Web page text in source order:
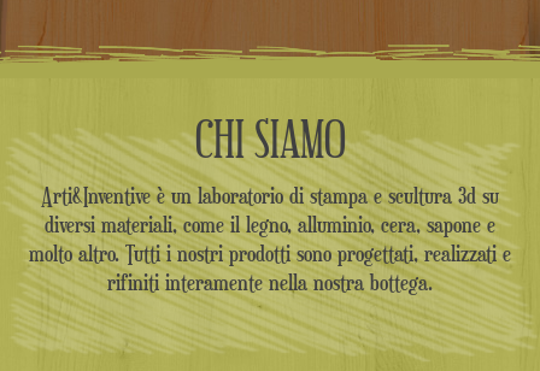
CHI SIAMO
Arti&Inventive è un laboratorio di stampa e scultura 3d su
diversi materiali, come il legno, alluminio, cera, sapone e
molto altro. Tutti i nostri prodotti sono progettati, realizzati e
rifiniti interamente nella nostra bottega.